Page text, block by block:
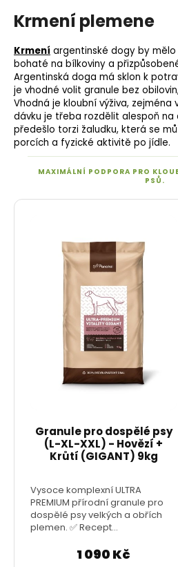
Krmení plemene
Krmení argentinské dogy by
bohaté na bílkoviny a
Argentinská doga má sklon k
je vhodné volit granule bez
Vhodná je kloubní výživa, zejména
dávku je třeba rozdělit alespoň na
předešlo torzi žaludku, která se
porcích a fyzické aktivitě po jídle.